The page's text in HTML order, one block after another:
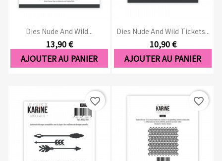
Dies Nude And Wild...
13,90 €
AJOUTER AU PANIER
Dies Nude And Wild Tickets...
10,90 €
AJOUTER AU PANIER
favorite_border favorite_border